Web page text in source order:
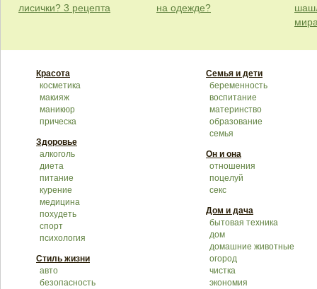
лисички? 3 рецепта
на одежде?
Красота
косметика
макияж
маникюр
прическа
Здоровье
алкоголь
диета
питание
курение
медицина
похудеть
спорт
психология
Стиль жизни
авто
безопасность
Семья и дети
беременность
воспитание
материнство
образование
семья
Он и она
отношения
поцелуй
секс
Дом и дача
бытовая техника
дом
домашние животные
огород
чистка
экономия